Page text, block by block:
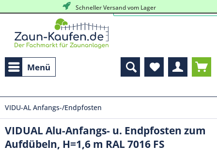
Schneller Versand vom Lager
Menü
VIDU-AL Anfangs-/Endpfosten
VIDUAL Alu-Anfangs- u. Endpfosten zum
Aufdübeln, H=1,6 m RAL 7016 FS